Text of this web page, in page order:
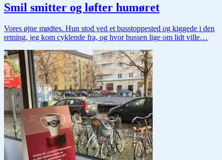
Smil smitter og løfter humøret
Vores øjne mødtes. Hun stod ved et busstoppested og kiggede i den
retning, jeg kom cyklende fra, og hvor bussen lige om lidt ville…